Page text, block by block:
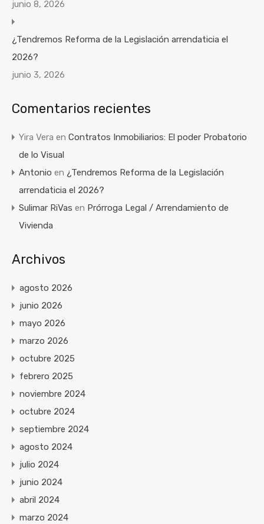
junio 8, 2026
¿Tendremos Reforma de la Legislación arrendaticia el
2026?
junio 3, 2026
Comentarios recientes
Yira Vera en Contratos Inmobiliarios: El poder Probatorio
de lo Visual
Antonio en ¿Tendremos Reforma de la Legislación
arrendaticia el 2026?
Sulimar RiVas en Prórroga Legal / Arrendamiento de
Vivienda
Archivos
agosto 2026
junio 2026
mayo 2026
marzo 2026
octubre 2025
febrero 2025
noviembre 2024
octubre 2024
septiembre 2024
agosto 2024
julio 2024
junio 2024
abril 2024
marzo 2024